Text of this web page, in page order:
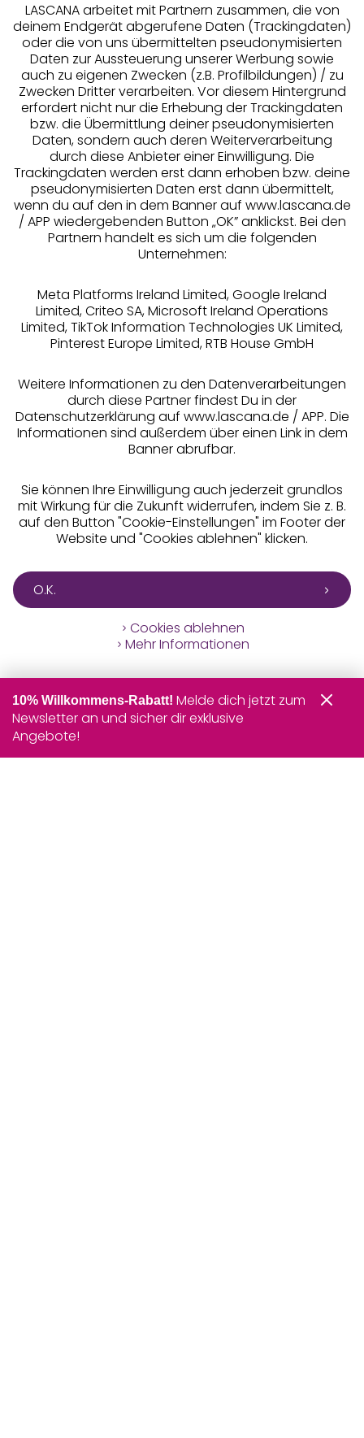
Services
Beratung
Über uns
Rechtliches
Alle Preise inkl. MwSt., zzgl.
Versandkosten
LASCANA arbeitet mit Partnern zusammen, die von
deinem Endgerät abgerufene Daten (Trackingdaten)
oder die von uns übermittelten pseudonymisierten
Daten zur Aussteuerung unserer Werbung sowie
auch zu eigenen Zwecken (z.B. Profilbildungen) / zu
Zwecken Dritter verarbeiten. Vor diesem Hintergrund
erfordert nicht nur die Erhebung der Trackingdaten
bzw. die Übermittlung deiner pseudonymisierten
Daten, sondern auch deren Weiterverarbeitung
durch diese Anbieter einer Einwilligung. Die
Trackingdaten werden erst dann erhoben bzw. deine
pseudonymisierten Daten erst dann übermittelt,
wenn du auf den in dem Banner auf www.lascana.de
/ APP wiedergebenden Button „OK” anklickst. Bei den
Partnern handelt es sich um die folgenden
Unternehmen:
Meta Platforms Ireland Limited, Google Ireland
Limited, Criteo SA, Microsoft Ireland Operations
Limited, TikTok Information Technologies UK Limited,
Pinterest Europe Limited, RTB House GmbH
Weitere Informationen zu den Datenverarbeitungen
durch diese Partner findest Du in der
Datenschutzerklärung auf www.lascana.de / APP. Die
Informationen sind außerdem über einen Link in dem
Banner abrufbar.
Sie können Ihre Einwilligung auch jederzeit grundlos
mit Wirkung für die Zukunft widerrufen, indem Sie z. B.
auf den Button "Cookie-Einstellungen" im Footer der
Website und "Cookies ablehnen" klicken.
O.K.
Cookies ablehnen
Mehr Informationen
10% Willkommens-Rabatt! Melde dich jetzt zum
Newsletter an und sicher dir exklusive
Angebote!